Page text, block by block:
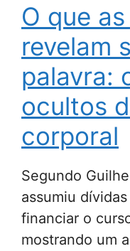
O que
revelam
palavra:
ocultos
corporal
Segundo
assumiu
financiar o
mostrando um